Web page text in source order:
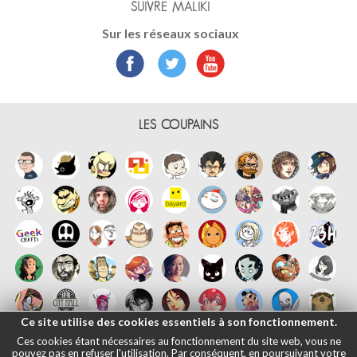
SUIVRE MALIKI
Sur les réseaux sociaux
LES COUPAINS
Ce site utilise des cookies essentiels à son fonctionnement.
Ces cookies étant nécessaires au fonctionnement du site web, vous ne
pouvez pas en refuser l'utilisation. Par conséquent, en poursuivant votre